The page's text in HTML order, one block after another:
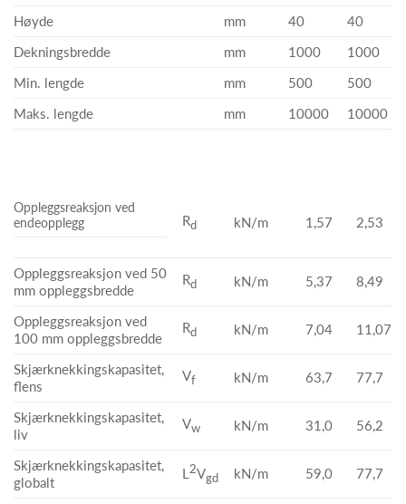
Høyde
mm 40
40
Dekningsbredde
mm 1000
1000
Min. lengde
mm 500
500
Maks. lengde
mm 10000 10000
Oppleggsreaksjon ved
endeopplegg
Rd kN/m 1,57 2,53
Oppleggsreaksjon ved 50
mm oppleggsbredde
Rd kN/m 5,37 8,49
Oppleggsreaksjon ved
100 mm oppleggsbredde
Rd kN/m 7,04 11,07
Skjærknekkingskapasitet,
flens
Vf kN/m 63,7 77,7
Skjærknekkingskapasitet,
liv
Vw kN/m 31,0 56,2
Skjærknekkingskapasitet,
globalt
L 2Vgd kN/m 59,0 77,7